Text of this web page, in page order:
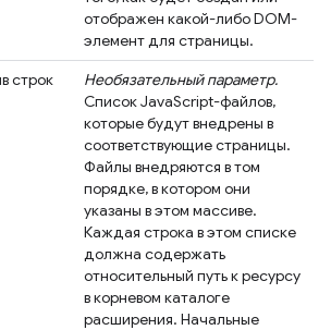
отображен какой-либо DOM-
элемент для страницы.
строк
Необязательный параметр.
Список JavaScript-файлов,
которые будут внедрены в
соответствующие страницы.
Файлы внедряются в том
порядке, в котором они
указаны в этом массиве.
Каждая строка в этом списке
должна содержать
относительный путь к ресурсу
в корневом каталоге
расширения. Начальные